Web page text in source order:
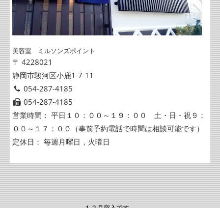
美容室 ミルソンズポイント
〒 4228021
静岡市駿河区小鹿1-7-11
054-287-4185
054-287-4185
営業時間： 平日１０：００～１９：００ 土・日・祝９：
００～１７：００（事前予約電話で時間は相談可能です）
定休日： 毎週月曜日，火曜日